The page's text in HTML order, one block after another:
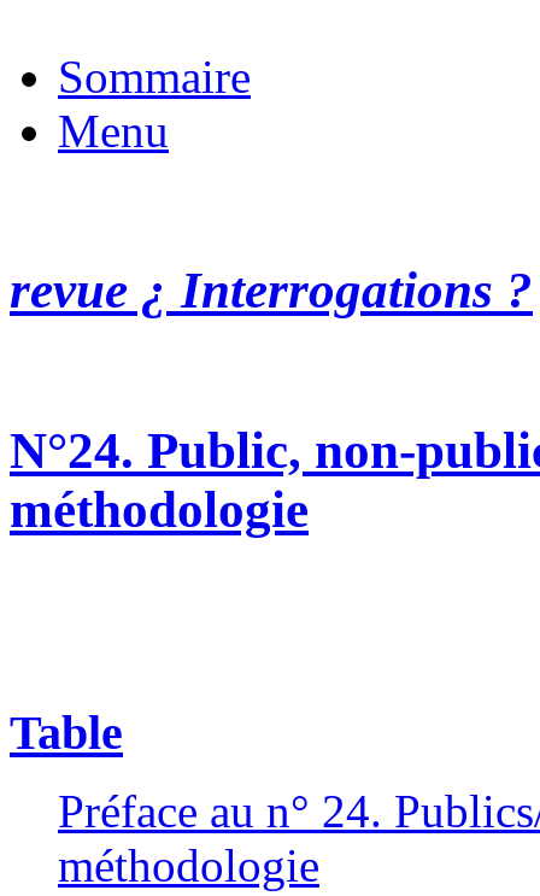
Sommaire
Menu
revue ¿ Interrogations ?
N°24. Public, non-
méthodologie
Table
Préface au n° 24.
méthodologie